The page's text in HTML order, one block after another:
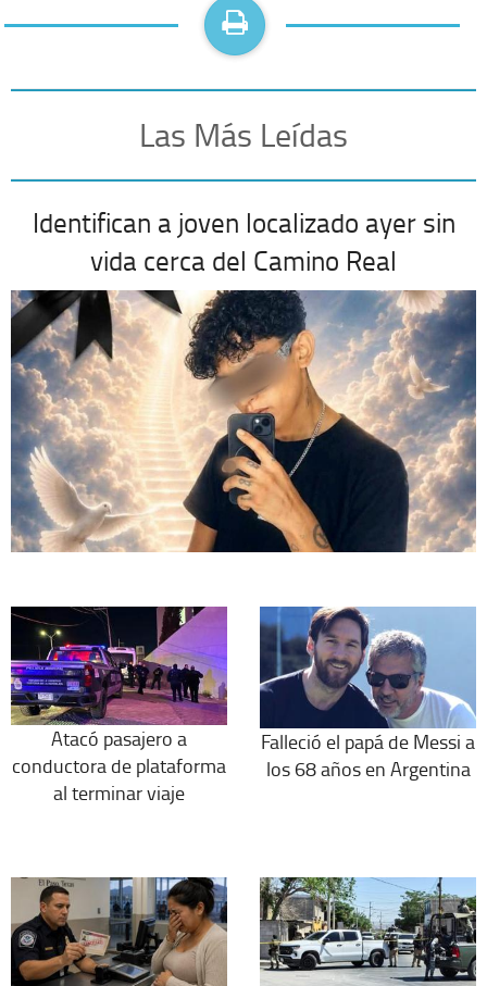
Las Más Leídas
Identifican a joven localizado ayer sin
vida cerca del Camino Real
Atacó pasajero a
conductora de plataforma
al terminar viaje
Falleció el papá de Messi a
los 68 años en Argentina